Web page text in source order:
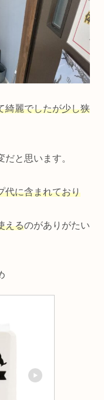
綺麗でしたが少し狭
と思います。
代に含まれており
えるのがありがたい